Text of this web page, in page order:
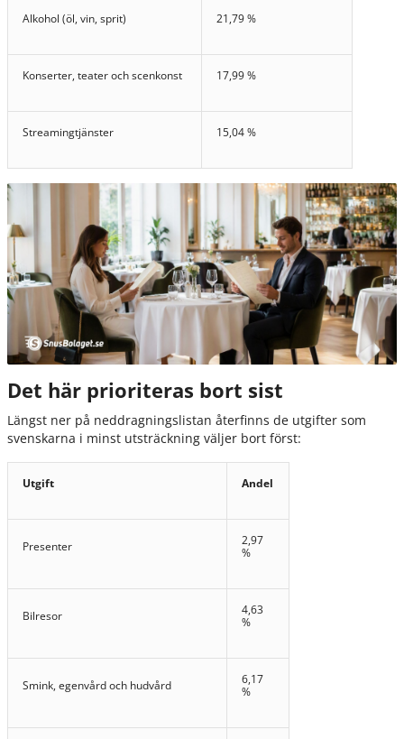
Alkohol (öl, vin, sprit) 21,79 %
Konserter, teater och scenkonst 17,99 %
Streamingtjänster 15,04 %
Det här prioriteras bort sist
Längst ner på neddragningslistan återfinns de utgifter som
svenskarna i minst utsträckning väljer bort först:
Utgift Andel
Presenter
2,97
%
Bilresor
4,63
%
Smink, egenvård och hudvård
6,17
%